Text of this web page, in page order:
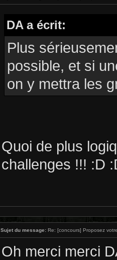
DA a écrit:
Plus
possible, et si
on y mettra les
Quoi de plus
challenges !!! :D
Sujet du message: Re: [concours] Proposez
Oh merci merci